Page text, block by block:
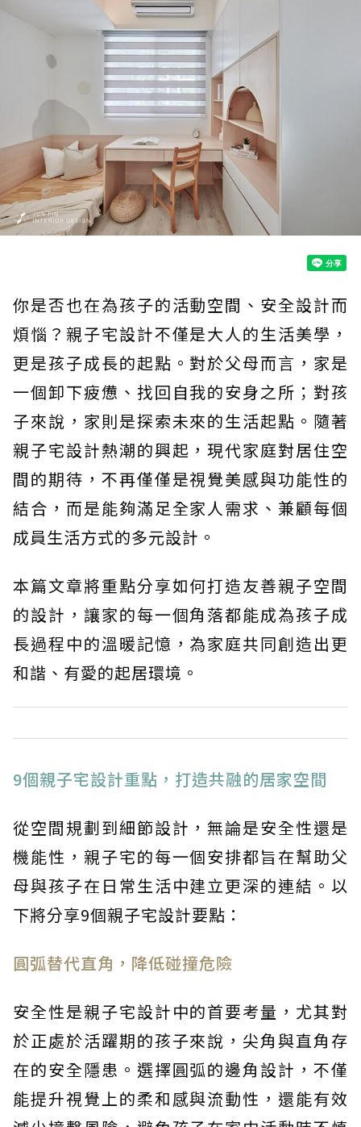
你是否也在為孩子的活動空間、安全設計而
煩惱？親子宅設計不僅是大人的生活美學，
更是孩子成長的起點。對於父母而言，家是
一個卸下疲憊、找回自我的安身之所；對孩
子來說，家則是探索未來的生活起點。隨著
親子宅設計熱潮的興起，現代家庭對居住空
間的期待，不再僅僅是視覺美感與功能性的
結合，而是能夠滿足全家人需求、兼顧每個
成員生活方式的多元設計。
本篇文章將重點分享如何打造友善親子空間
的設計，讓家的每一個角落都能成為孩子成
長過程中的溫暖記憶，為家庭共同創造出更
和諧、有愛的起居環境。
9個親子宅設計重點，打造共融的居家空間
從空間規劃到細節設計，無論是安全性還是
機能性，親子宅的每一個安排都旨在幫助父
母與孩子在日常生活中建立更深的連結。以
下將分享9個親子宅設計要點：
圓弧替代直角，降低碰撞危險
安全性是親子宅設計中的首要考量，尤其對
於正處於活躍期的孩子來說，尖角與直角存
在的安全隱患。選擇圓弧的邊角設計，不僅
能提升視覺上的柔和感與流動性，還能有效